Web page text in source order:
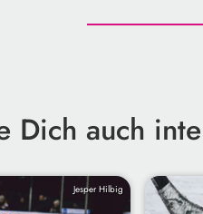
Dich auch
Jesper Hilbig